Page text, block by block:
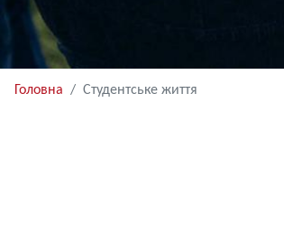
Головна Студентське життя